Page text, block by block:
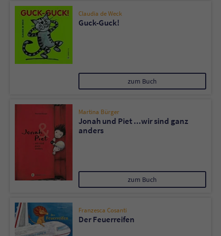
Claudia de Weck
Guck-Guck!
zum Buch
Martina Bürger
Jonah und Piet ...wir sind ganz
anders
zum Buch
Franzesca Cosanti
Der Feuerreifen